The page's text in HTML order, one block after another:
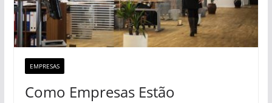
EMPRESAS
Como Empresas Estão